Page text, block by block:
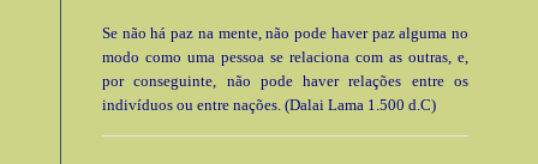
Se não há paz na mente, não pode haver paz alguma no
modo como uma pessoa se relaciona com as outras, e,
por conseguinte, não pode haver relações entre os
indivíduos ou entre nações. (Dalai Lama 1.500 d.C)